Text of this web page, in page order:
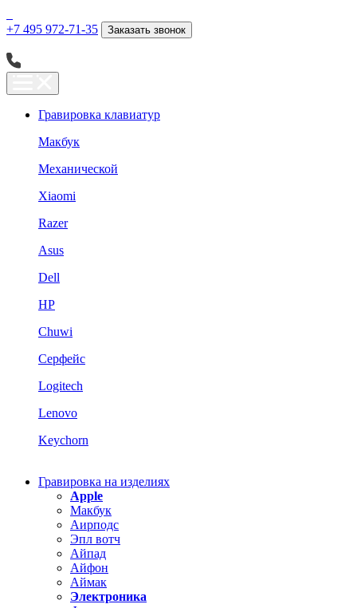
+7 495 972-71-35 Заказать звонок
Гравировка клавиатур
Макбук
Механической
Xiaomi
Razer
Asus
Dell
HP
Chuwi
Серфейс
Logitech
Lenovo
Keychorn
Гравировка на изделиях
Apple
Макбук
Аирподс
Эпл вотч
Айпад
Айфон
Аймак
Электроника